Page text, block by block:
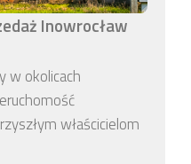
Inowrocław
w okolicach
właścicielom